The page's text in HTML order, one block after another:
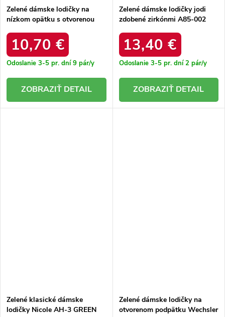
Zelené dámske lodičky na
nízkom opätku s otvorenou
10,70 €
Odoslanie 3-5 pr. dní9 pár/y
DETAIL
Zelené dámske lodičky jodi
zdobené zirkónmi A85-002
13,40 €
Odoslanie 3-5 pr. dní2 pár/y
DETAIL
Zelené klasické dámske
lodičky Nicole AH-3 GREEN
Zelené dámske lodičky na
otvorenom podpätku Wechsler